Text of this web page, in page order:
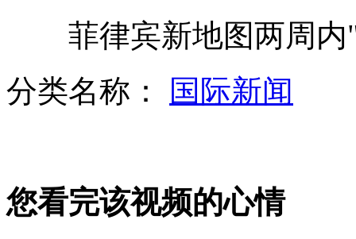
巨型肥皂泡装下181人破纪录
钱塘大潮汹涌拍岸 观潮者猝不及防
英国男子穿302条内裤冲击世界纪录
菲律宾新地图两周内"
分类名称：
国际新闻
您看完该视频的心情